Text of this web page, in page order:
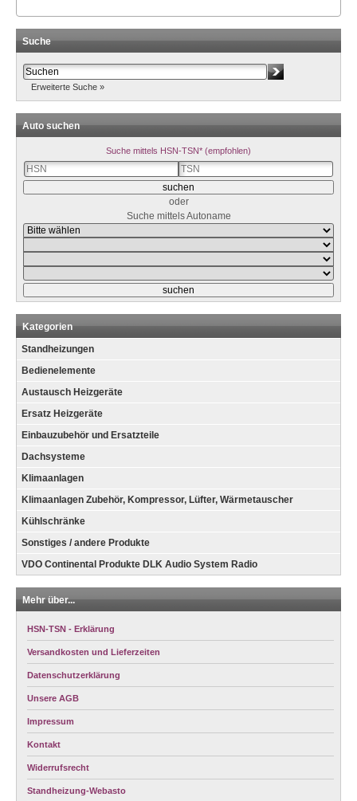
Suche
Erweiterte Suche »
Auto suchen
Suche mittels HSN-TSN* (empfohlen)
oder
Suche mittels Autoname
Kategorien
Standheizungen
Bedienelemente
Austausch Heizgeräte
Ersatz Heizgeräte
Einbauzubehör und Ersatzteile
Dachsysteme
Klimaanlagen
Klimaanlagen Zubehör, Kompressor, Lüfter, Wärmetauscher
Kühlschränke
Sonstiges / andere Produkte
VDO Continental Produkte DLK Audio System Radio
Mehr über...
HSN-TSN - Erklärung
Versandkosten und Lieferzeiten
Datenschutzerklärung
Unsere AGB
Impressum
Kontakt
Widerrufsrecht
Standheizung-Webasto